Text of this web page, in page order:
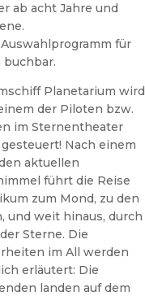
ab acht Jahre und
für
buchbar.
Planetarium wird
der Piloten bzw.
im Sternentheater
Nach einem
aktuellen
führt die Reise
zum Mond, zu den
und weit hinaus, durch
Sterne. Die
im All werden
erläutert: Die
landen auf dem